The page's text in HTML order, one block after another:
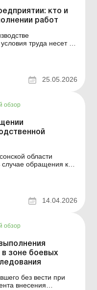
кто и
работ
труда несет не
руководителями,
ошибки чаще
травматизму.
25.05.2026
обзор
области
случае обращения к
когда
14.04.2026
обзор
в зоне боевых
без вести при
внесения